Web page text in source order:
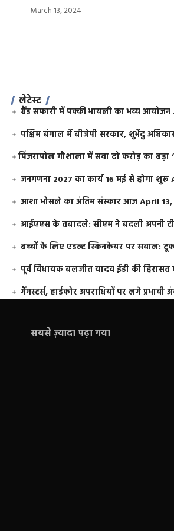
March 13, 2024
लेटेस्ट
ग्रैंड सफारी में पक्की भायली का भव्य आयोजन
पश्चिम बंगाल में बीजेपी सरकार, शुभेंदु
​पिंजरापोल गौशाला में सवा दो करोड़ का बड़ा
जनगणना 2027 का कार्य 16 मई से होगा शुरू
आशा भोसले का अंतिम संस्कार आजApril
आईएएस के तबादले: सीएम ने बदली अपनी
बच्चों के लिए एडल्ट स्किनकेयर पर सवाल:
पूर्व विधायक बलजीत यादव ईडी की हिरासत
गैंगस्टर्स, हार्डकोर अपराधियों पर लगे
सबसे ज़्यादा पढ़ा गया